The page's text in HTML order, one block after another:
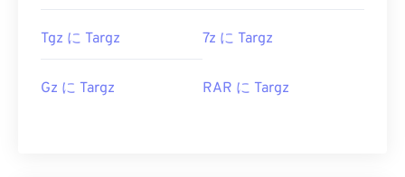
Tgz に Targz 7z に Targz
Gz に Targz RAR に Targz